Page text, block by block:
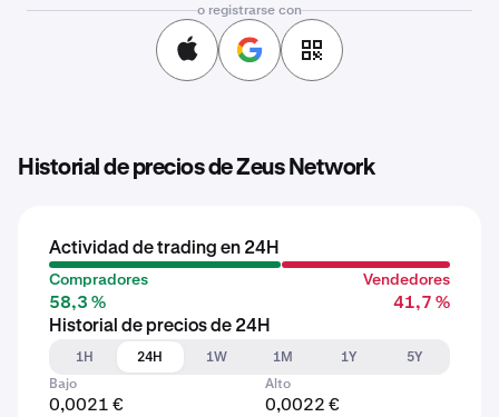
o registrarse con
Historial de precios de Zeus Network
Actividad de trading en 24H
Compradores
58,3 %
Vendedores
41,7 %
Historial de precios de 24H
1H
24H 1W 1M 1Y
5Y
Bajo
0,0021 €
Alto
0,0022 €